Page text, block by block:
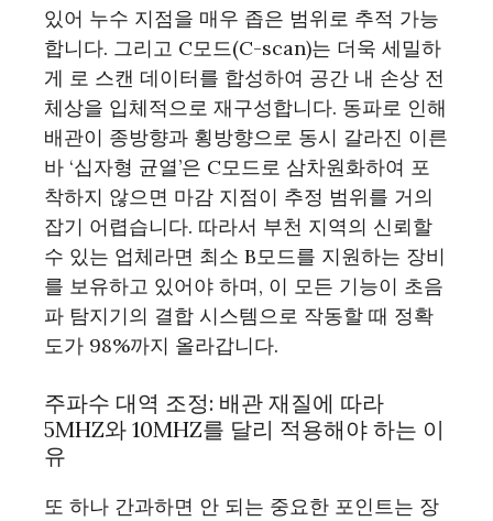
있어 누수 지점을 매우 좁은 범위로 추적 가능
합니다. 그리고 C모드(C-scan)는 더욱 세밀하
게 로 스캔 데이터를 합성하여 공간 내 손상 전
체상을 입체적으로 재구성합니다. 동파로 인해
배관이 종방향과 횡방향으로 동시 갈라진 이른
바 ‘십자형 균열’은 C모드로 삼차원화하여 포
착하지 않으면 마감 지점이 추정 범위를 거의
잡기 어렵습니다. 따라서 부천 지역의 신뢰할
수 있는 업체라면 최소 B모드를 지원하는 장비
를 보유하고 있어야 하며, 이 모든 기능이 초음
파 탐지기의 결합 시스템으로 작동할 때 정확
도가 98%까지 올라갑니다.
주파수 대역 조정: 배관 재질에 따라
5MHZ와 10MHZ를 달리 적용해야 하는 이
유
또 하나 간과하면 안 되는 중요한 포인트는 장